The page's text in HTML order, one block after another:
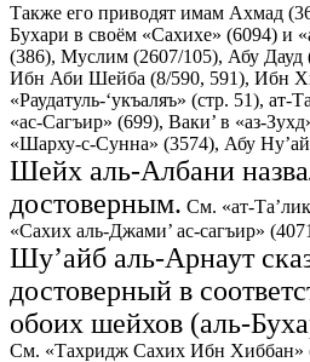
Также его приводят имам Ахмад
Бухари в своём «Сахихе» (6094) и
(386), Муслим (2607/105), Абу Дауд
Ибн Аби Шейба (8/590, 591), Ибн
«Раудатуль-‘укъаляъ» (стр. 51), ат-
«ас-Сагъир» (699), Ваки’ в «аз-
«Шарху-с-Сунна» (3574), Абу
Шейх аль-Албани
достоверным. См. «ат-
«Сахих аль-Джами’ ас-сагъир»
Шу’айб аль-Арнаут
достоверный в
обоих шейхов (аль-
См. «Тахридж Сахих Ибн Хиббан»